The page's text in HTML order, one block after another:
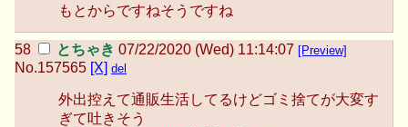
もとからですねそうですね
とちゃき 07/22/2020 (Wed) 11:14:07 [Preview]
No.157565 [X] del
外出控えて通販生活してるけどゴミ捨てが大変す
ぎて吐きそう